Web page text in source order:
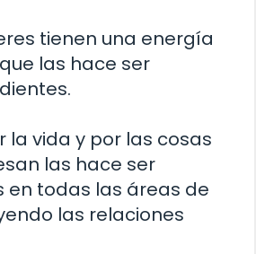
tienen una energía
las hace ser
la vida y por las cosas
las hace ser
en todas las áreas de
las relaciones